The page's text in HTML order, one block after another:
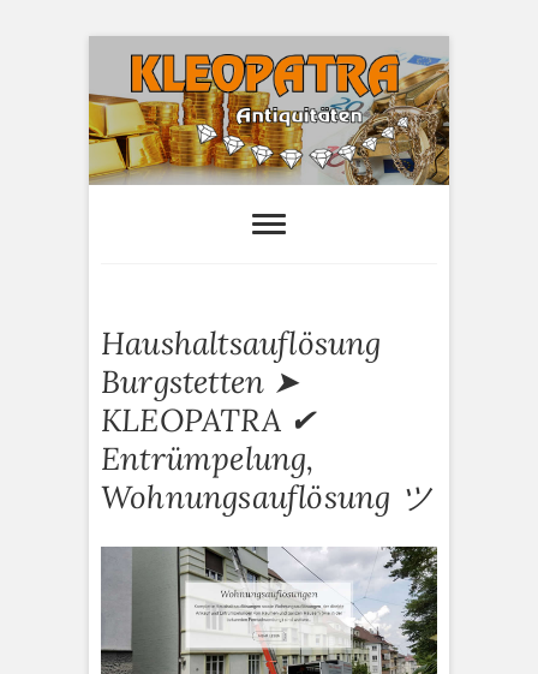
i
p
o
Kleopatra-
Antiquitäten
HAUSHALTSAUFLÖSUNGEN,
Haushaltsauflösung
Burgstetten ➤
KLEOPATRA ✔
Entrümpelung,
Wohnungsauflösung ツ